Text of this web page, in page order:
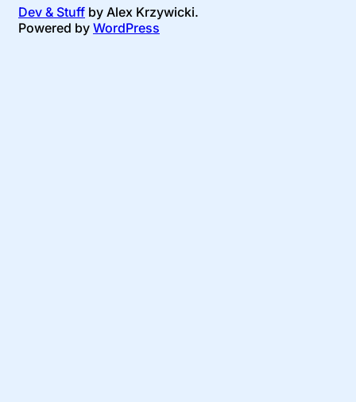
Dev & Stuff by Alex Krzywicki.
Powered by WordPress